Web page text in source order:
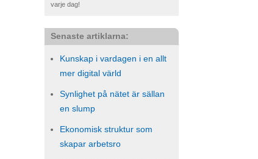
varje dag!
Senaste artiklarna:
Kunskap i vardagen i en allt
mer digital värld
Synlighet på nätet är sällan
en slump
Ekonomisk struktur som
skapar arbetsro